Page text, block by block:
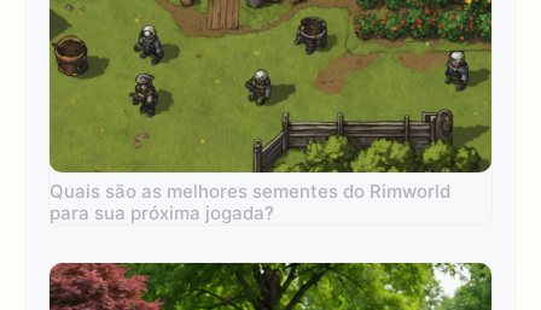
Quais são as melhores sementes do Rimworld
para sua próxima jogada?